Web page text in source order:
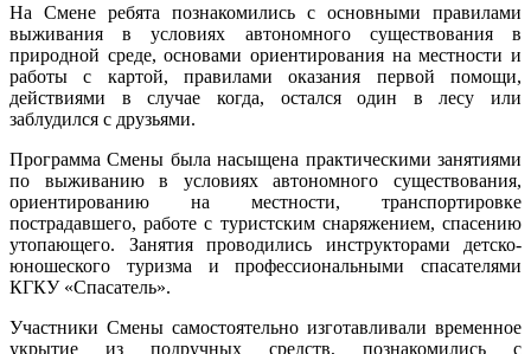
На Смене ребята познакомились с основными правилами
выживания в условиях автономного существования в
природной среде, основами ориентирования на местности и
работы с картой, правилами оказания первой помощи,
действиями в случае когда, остался один в лесу или
заблудился с друзьями.
Программа Смены была насыщена практическими занятиями
по выживанию в условиях автономного существования,
ориентированию на местности, транспортировке
пострадавшего, работе с туристским снаряжением, спасению
утопающего. Занятия проводились инструкторами детско-
юношеского туризма и профессиональными спасателями
КГКУ «Спасатель».
Участники Смены самостоятельно изготавливали временное
укрытие из подручных средств, познакомились с